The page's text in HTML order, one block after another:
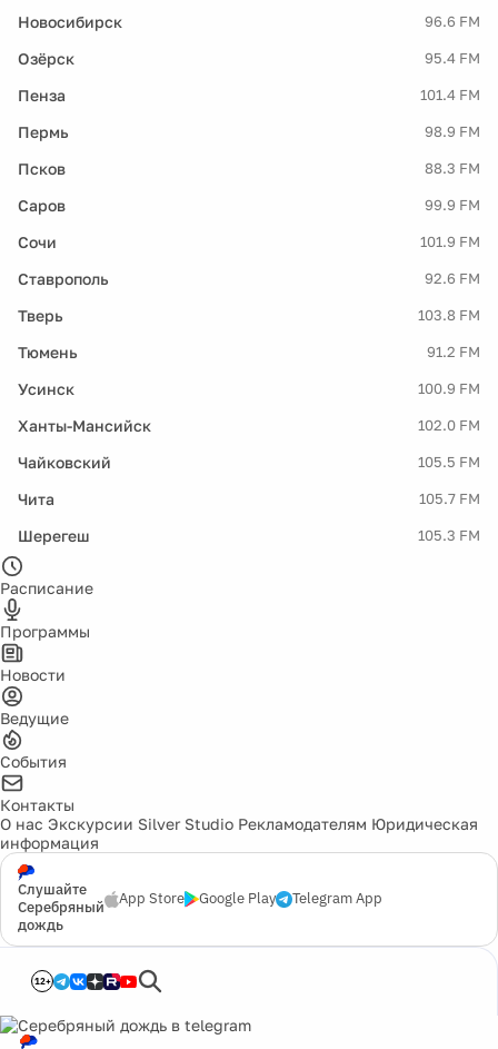
Новосибирск 96.6 FM
Озёрск 95.4 FM
Пенза 101.4 FM
Пермь 98.9 FM
Псков 88.3 FM
Саров 99.9 FM
Сочи 101.9 FM
Ставрополь 92.6 FM
Тверь 103.8 FM
Тюмень 91.2 FM
Усинск 100.9 FM
Ханты-Мансийск 102.0 FM
Чайковский 105.5 FM
Чита 105.7 FM
Шерегеш 105.3 FM
Расписание
Программы
Новости
Ведущие
События
Контакты
О нас Экскурсии Silver Studio Рекламодателям Юридическая
информация
Слушайте
Серебряный
дождь
App Store Google Play Telegram App
12+